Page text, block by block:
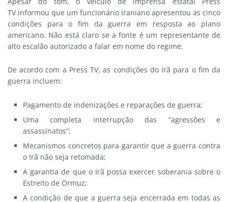
TV informou que um funcionário iraniano apresentou as cinco
condições para o fim da guerra em resposta ao plano
americano. Não está claro se a fonte é um representante de
alto escalão autorizado a falar em nome do regime.
De acordo com a Press TV, as condições do Irã para o fim da
guerra incluem:
Pagamento de indenizações e reparações de guerra;
Uma completa interrupção das “agressões e
assassinatos”;
Mecanismos concretos para garantir que a guerra contra
o Irã não seja retomada;
A garantia de que o Irã possa exercer soberania sobre o
Estreito de Ormuz;
A condição de que a guerra seja encerrada em todas as